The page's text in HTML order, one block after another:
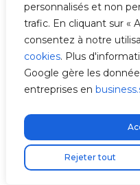
personnalisés et non
trafic. En cliquant sur «
consentez à notre
cookies. Plus
Google gère les
entreprises en
Rejeter tout